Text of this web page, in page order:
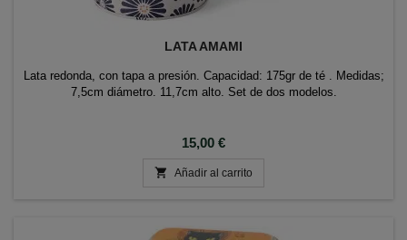
LATA AMAMI
Lata redonda, con tapa a presión. Capacidad: 175gr de té . Medidas;
7,5cm diámetro. 11,7cm alto. Set de dos modelos.
Precio
15,00 €
 Añadir al carrito